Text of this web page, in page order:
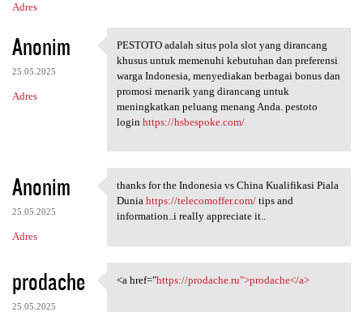
Adres
Anonim
25.05.2025
Adres
PESTOTO adalah situs pola
PESTOTO adalah situs pola slot yang dirancang
khusus untuk memenuhi kebutuhan dan preferensi
warga Indonesia, menyediakan berbagai bonus dan
promosi menarik yang dirancang untuk
meningkatkan peluang menang Anda. pestoto
login https://hsbespoke.com/
Anonim
25.05.2025
Adres
thanks for the Indonesia vs
thanks for the Indonesia vs China Kualifikasi Piala
Dunia https://telecomoffer.com/tips and
information..i really appreciate it..
prodache
25.05.2025
<a href="https://prodache.ru"
<a href="https://prodache.ru">prodache</a>